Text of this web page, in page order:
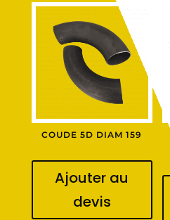
COUDE 5D DIAM 159
Ajouter au
devis